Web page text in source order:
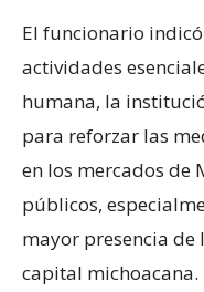
El funcionario
actividades
humana, la
para reforzar las
en los mercados de
públicos,
mayor presencia de
capital michoacana.